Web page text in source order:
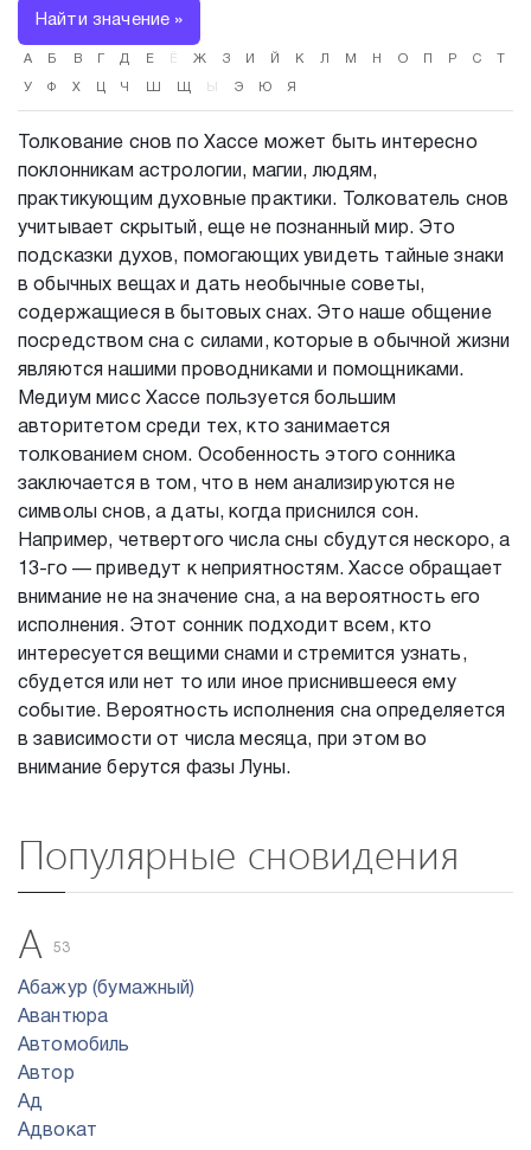
Найти значение »
А Б В Д Е Ё Ж З И Й К Л М Н О Р С
У Ф Х Ц Ч Ш Щ Ы Э Ю Я
Толкование снов по Хассе может быть интересно
поклонникам астрологии, магии, людям,
практикующим духовные практики. Толкователь снов
учитывает скрытый, еще не познанный мир. Это
подсказки духов, помогающих увидеть тайные знаки
в обычных вещах и дать необычные советы,
содержащиеся в бытовых снах. Это наше общение
посредством сна с силами, которые в обычной жизни
являются нашими проводниками и помощниками.
Медиум мисс Хассе пользуется большим
авторитетом среди тех, кто занимается
толкованием сном. Особенность этого сонника
заключается в том, что в нем анализируются не
символы снов, а даты, когда приснился сон.
Например, четвертого числа сны сбудутся нескоро, а
13-го — приведут к неприятностям. Хассе обращает
внимание не на значение сна, а на вероятность его
исполнения. Этот сонник подходит всем, кто
интересуется вещими снами и стремится узнать,
сбудется или нет то или иное приснившееся ему
событие. Вероятность исполнения сна определяется
в зависимости от числа месяца, при этом во
внимание берутся фазы Луны.
Популярные сновидения
А
53
Абажур (бумажный)
Авантюра
Автомобиль
Автор
Ад
Адвокат